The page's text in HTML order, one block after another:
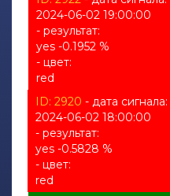
2024-06-02 19:00:00
- результат:
yes -0.1952 %
- цвет:
red
ID: 2920 - дата сигнала:
2024-06-02 18:00:00
- результат:
yes -0.5828 %
- цвет:
red